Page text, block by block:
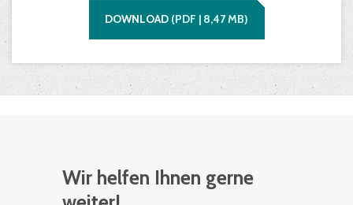
DOWNLOAD (PDF | 8,47MB)
Wir helfen Ihnen gerne